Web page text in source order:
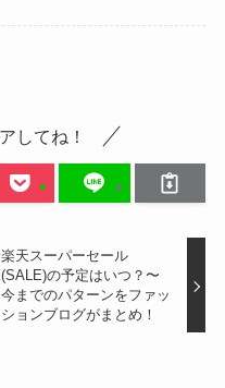
してね！
楽天スーパーセール
(SALE)の予定はいつ？〜
今までのパターンをファッ
ションブログがまとめ！